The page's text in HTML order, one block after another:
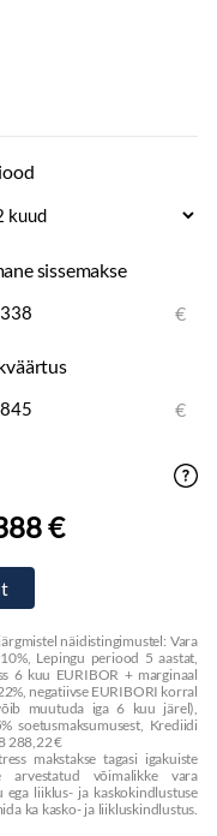
sissemakse
€
€
€
näidistingimustel: Vara
Lepingu periood 5 aastat,
6 kuu EURIBOR + marginaal
negatiivse EURIBORI korral
muutuda iga 6 kuu järel),
soetusmaksumusest, Krediidi
288,22 €
makstakse tagasi igakuiste
arvestatud võimalikke vara
liiklus- ja kaskokindlustuse
ka kasko- ja liikluskindlustus.